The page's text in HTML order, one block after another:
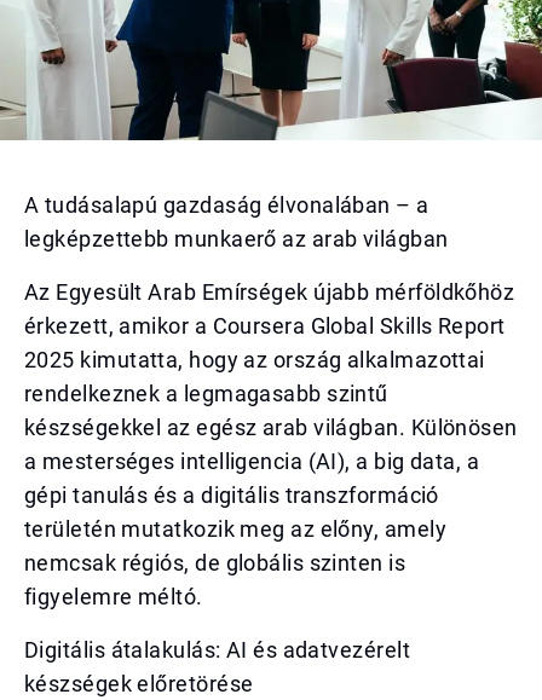
A tudásalapú gazdaság élvonalában – a
legképzettebb munkaerő az arab világban
Az Egyesült Arab Emírségek újabb mérföldkőhöz
érkezett, amikor a Coursera Global Skills Report
2025 kimutatta, hogy az ország alkalmazottai
rendelkeznek a legmagasabb szintű
készségekkel az egész arab világban. Különösen
a mesterséges intelligencia (AI), a big data, a
gépi tanulás és a digitális transzformáció
területén mutatkozik meg az előny, amely
nemcsak régiós, de globális szinten is
figyelemre méltó.
Digitális átalakulás: AI és adatvezérelt
készségek előretörése